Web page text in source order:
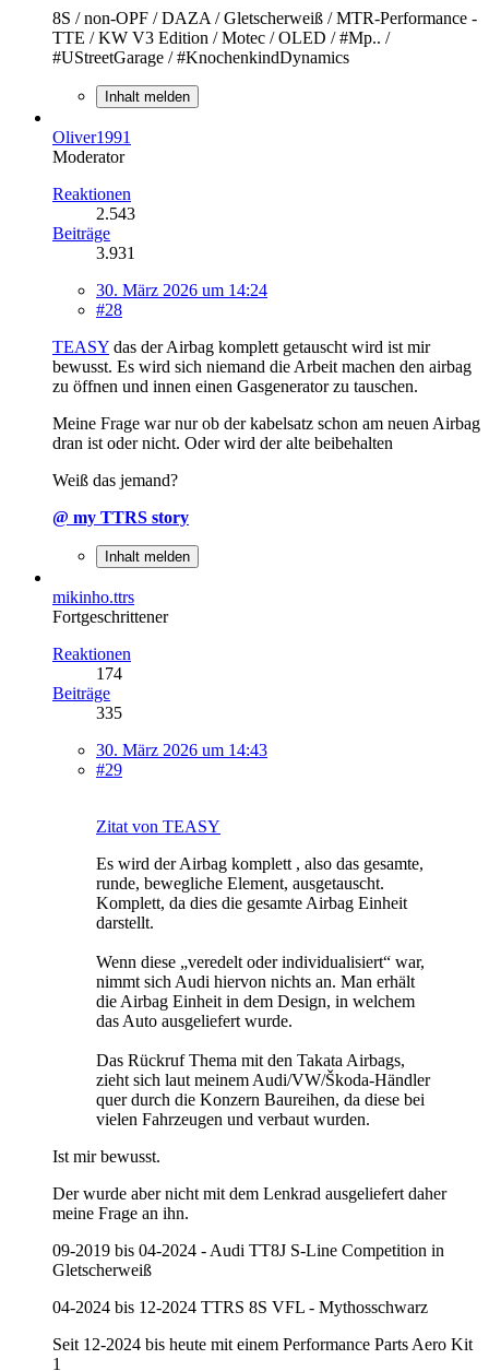
8S / non-OPF / DAZA / Gletscherweiß / MTR-Performance -
TTE / KW V3 Edition / Motec / OLED / #Mp.. /
#UStreetGarage / #KnochenkindDynamics
Inhalt melden
Oliver1991
Moderator
Reaktionen
2.543
Beiträge
3.931
30. März 2026 um 14:24
#28
TEASY das der Airbag komplett getauscht wird ist mir
bewusst. Es wird sich niemand die Arbeit machen den airbag
zu öffnen und innen einen Gasgenerator zu tauschen.
Meine Frage war nur ob der kabelsatz schon am neuen Airbag
dran ist oder nicht. Oder wird der alte beibehalten
Weiß das jemand?
@ my TTRS story
Inhalt melden
mikinho.ttrs
Fortgeschrittener
Reaktionen
174
Beiträge
335
30. März 2026 um 14:43
#29
Zitat von TEASY
Es wird der Airbag komplett , also das gesamte,
runde, bewegliche Element, ausgetauscht.
Komplett, da dies die gesamte Airbag Einheit
darstellt.
Wenn diese „veredelt oder individualisiert“ war,
nimmt sich Audi hiervon nichts an. Man erhält
die Airbag Einheit in dem Design, in welchem
das Auto ausgeliefert wurde.
Das Rückruf Thema mit den Takata Airbags,
zieht sich laut meinem Audi/VW/Škoda-Händler
quer durch die Konzern Baureihen, da diese bei
vielen Fahrzeugen und verbaut wurden.
Ist mir bewusst.
Der wurde aber nicht mit dem Lenkrad ausgeliefert daher
meine Frage an ihn.
09-2019 bis 04-2024 - Audi TT8J S-Line Competition in
Gletscherweiß
04-2024 bis 12-2024 TTRS 8S VFL - Mythosschwarz
Seit 12-2024 bis heute mit einem Performance Parts Aero Kit
1